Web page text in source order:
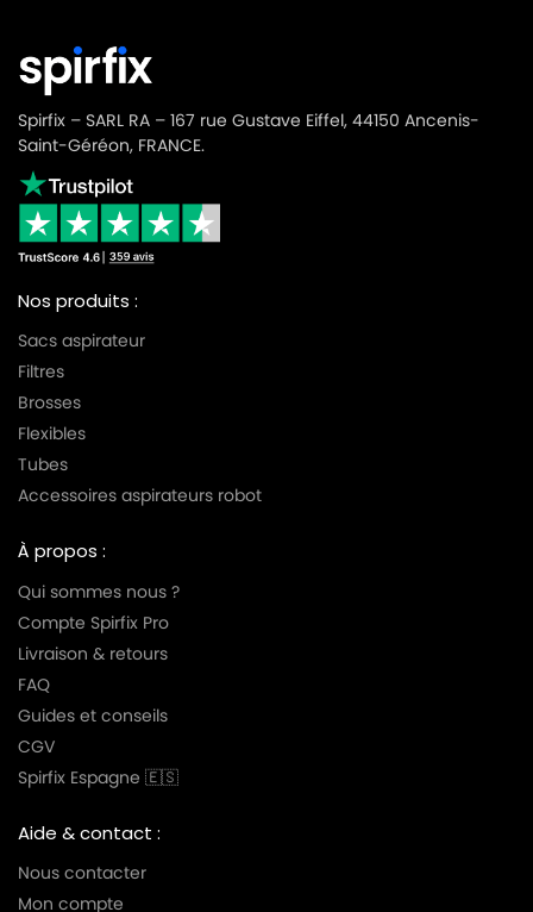
Spirfix – SARL RA – 167 rue Gustave Eiffel, 44150 Ancenis-
Saint-Géréon, FRANCE.
Nos produits :
Sacs aspirateur
Filtres
Brosses
Flexibles
Tubes
Accessoires aspirateurs robot
À propos :
Qui sommes nous ?
Compte Spirfix Pro
Livraison & retours
FAQ
Guides et conseils
CGV
Spirfix Espagne 🇪🇸
Aide & contact :
Nous contacter
Mon compte